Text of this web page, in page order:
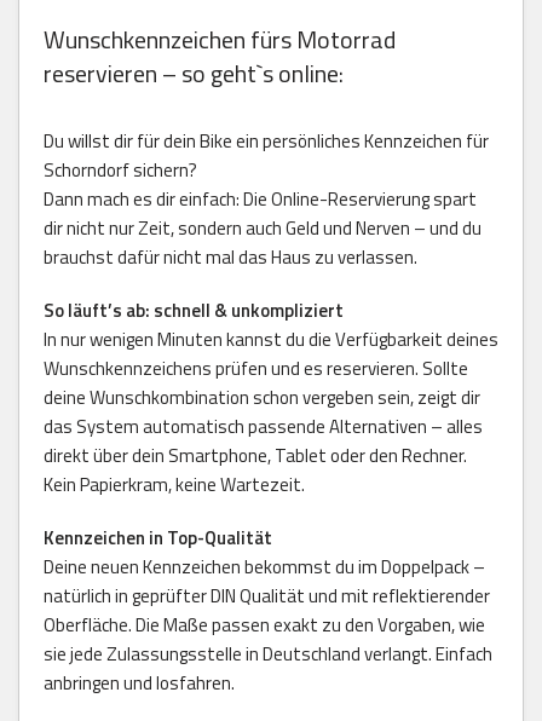
Wunschkennzeichen fürs Motorrad
reservieren – so geht`s online:
Du willst dir für dein Bike ein persönliches Kennzeichen für
Schorndorf sichern?
Dann mach es dir einfach: Die Online-Reservierung spart
dir nicht nur Zeit, sondern auch Geld und Nerven – und du
brauchst dafür nicht mal das Haus zu verlassen.
So läuft’s ab: schnell & unkompliziert
In nur wenigen Minuten kannst du die Verfügbarkeit deines
Wunschkennzeichens prüfen und es reservieren. Sollte
deine Wunschkombination schon vergeben sein, zeigt dir
das System automatisch passende Alternativen – alles
direkt über dein Smartphone, Tablet oder den Rechner.
Kein Papierkram, keine Wartezeit.
Kennzeichen in Top-Qualität
Deine neuen Kennzeichen bekommst du im Doppelpack –
natürlich in geprüfter DIN Qualität und mit reflektierender
Oberfläche. Die Maße passen exakt zu den Vorgaben, wie
sie jede Zulassungsstelle in Deutschland verlangt. Einfach
anbringen und losfahren.